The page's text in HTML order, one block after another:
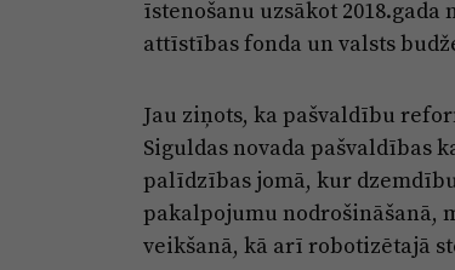
īstenošanu uzsākot
attīstības fonda un valsts
Jau ziņots, ka pašvaldību
Siguldas novada pašvaldības
palīdzības jomā, kur
pakalpojumu nodrošināšanā,
veikšanā, kā arī robotizētajā